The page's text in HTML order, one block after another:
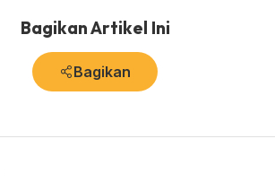
Bagikan Artikel Ini
Bagikan